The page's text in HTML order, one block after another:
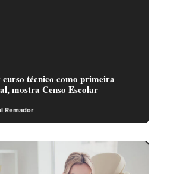
curso técnico como primeira
mostra Censo Escolar
Remador